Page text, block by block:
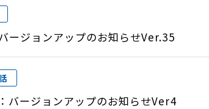
ージョンアップのお知らせVer.35
バージョンアップのお知らせVer4